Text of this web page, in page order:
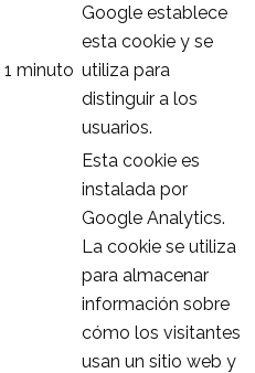
1 minuto
Google establece
esta cookie y se
utiliza para
distinguir a los
usuarios.
Esta cookie es
instalada por
Google Analytics.
La cookie se utiliza
para almacenar
información sobre
cómo los visitantes
usan un sitio web y